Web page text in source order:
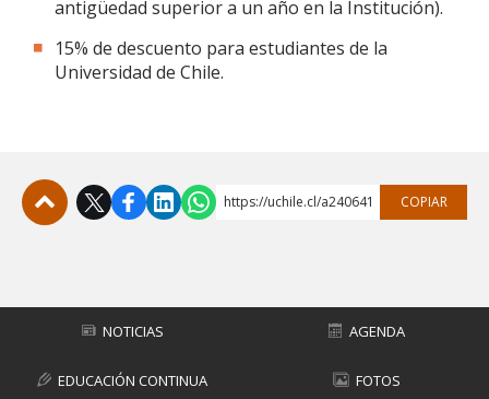
antigüedad superior a un año en la Institución).
15% de descuento para estudiantes de la
Universidad de Chile.
https://uchile.cl/a240641 COPIAR
NOTICIAS AGENDA
EDUCACIÓN CONTINUA FOTOS